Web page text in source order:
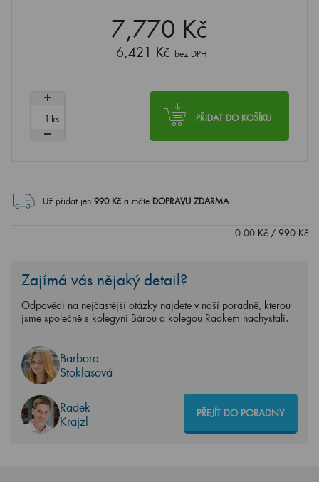
7,770 Kč
6,421 Kč bez DPH
PŘIDAT DO KOŠÍKU
ks
Už přidat jen 990Kč a máte DOPRAVU ZDARMA.
0.00 Kč / 990 Kč
Zajímá vás nějaký detail?
Odpovědi na nejčastější otázky najdete v naší poradně, kterou
jsme společně s kolegyní Bárou a kolegou Radkem nachystali.
Barbora
Stoklasová
Radek
Krajzl
PŘEJÍT DO PORADNY